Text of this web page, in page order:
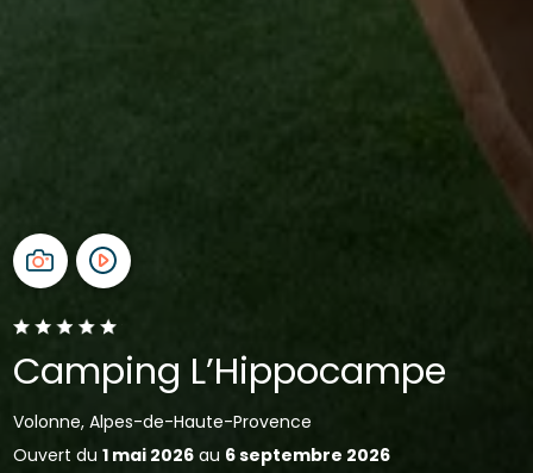
Camping L’Hippocampe
Volonne, Alpes-de-Haute-Provence
Ouvert du 1 mai 2026au 6 septembre 2026